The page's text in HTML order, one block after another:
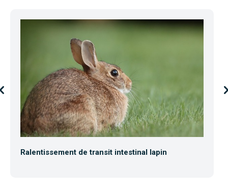
Ralentissement de transit intestinal lapin